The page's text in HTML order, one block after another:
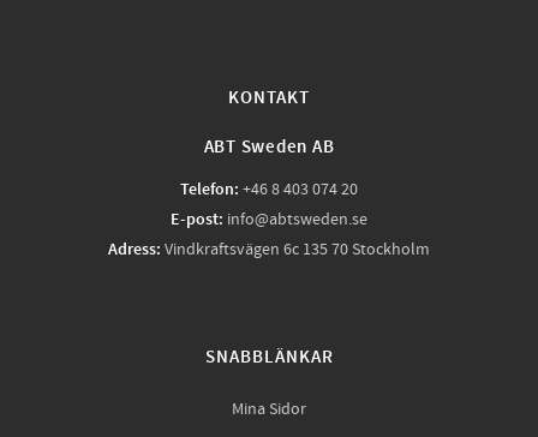
KONTAKT
ABT Sweden AB
Telefon: +46 8 403 074 20
E-post: info@abtsweden.se
Adress: Vindkraftsvägen 6c 135 70 Stockholm
SNABBLÄNKAR
Mina Sidor